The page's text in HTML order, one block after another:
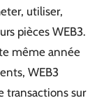
utiliser,
pièces WEB3.
même année
WEB3
transactions sur